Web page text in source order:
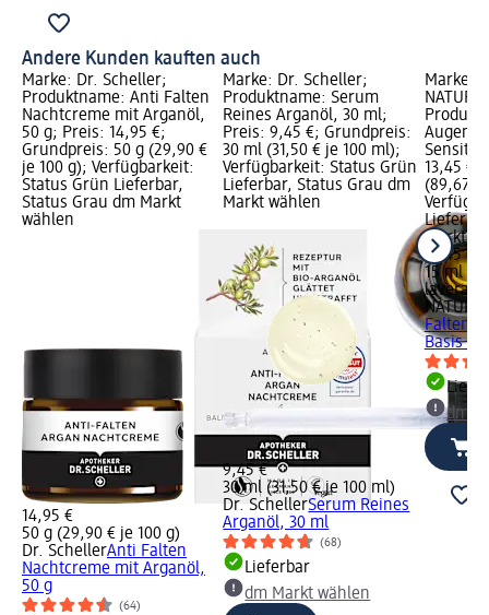
Andere Kunden kauften auch
Marke: Dr. Scheller;
Produktname: Anti Falten
Nachtcreme mit Arganöl,
50 g; Preis: 14,95 €;
Grundpreis: 50 g (29,90 €
je 100 g); Verfügbarkeit:
Status Grün Lieferbar,
Status Grau dm Markt
wählen
14,95 €
50 g (29,90 € je 100 g)
Dr. SchellerAnti Falten
Nachtcreme mit Arganöl,
50 g
(64)
Marke: Dr. Scheller;
Produktname: Serum
Reines Arganöl, 30 ml;
Preis: 9,45 €; Grundpreis:
30 ml (31,50 € je 100 ml);
Verfügbarkeit: Status Grün
Lieferbar, Status Grau dm
Markt wählen
9,45 €
30 ml (31,50 € je 100 ml)
Dr. SchellerSerum Reines
Arganöl, 30 ml
(68)
Lieferbar
dm Markt wählen
Marke:
13,45 €;
(89,67 €
Markt
13,45 €
15 ml
lavera
Falten
Basis
dm